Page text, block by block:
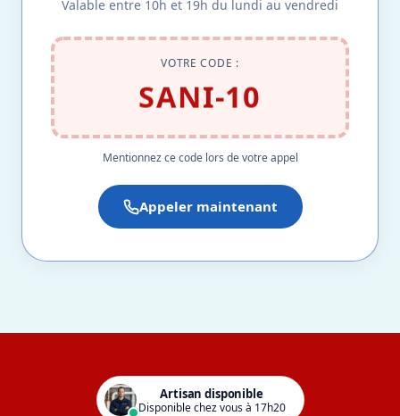
Valable entre 10h et 19h du lundi au vendredi
VOTRE CODE :
SANI-10
Mentionnez ce code lors de votre appel
Appeler maintenant
Artisan disponible
Disponible chez vous à 17h20